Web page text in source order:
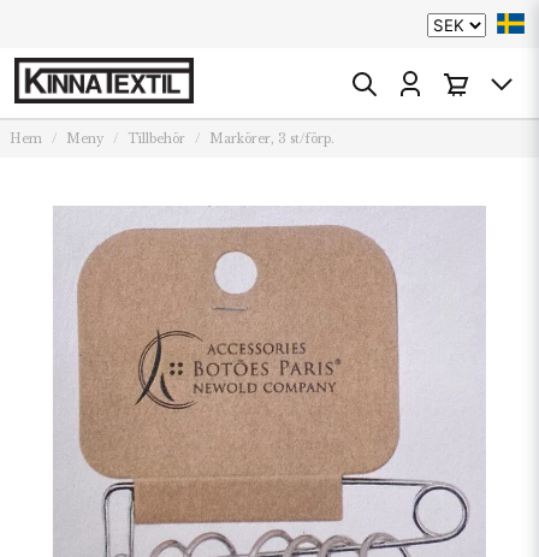
Hem Meny Tillbehör Markörer, 3 st/förp.